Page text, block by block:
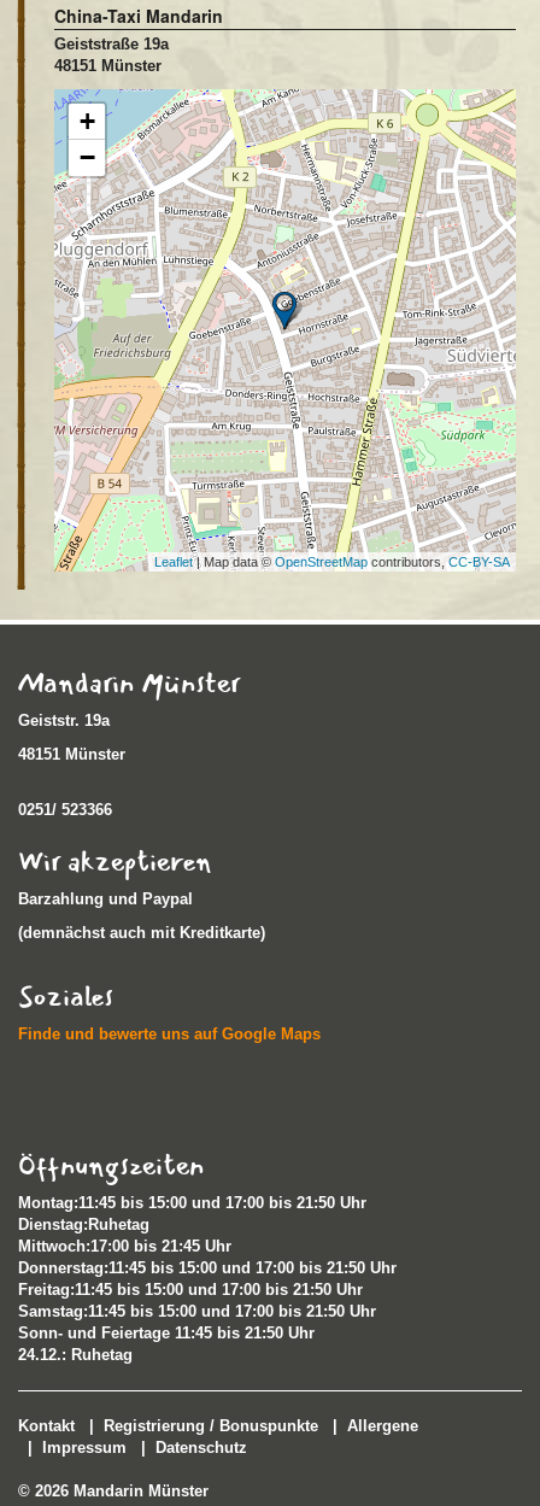
China-Taxi Mandarin
Geiststraße 19a
48151 Münster
+
−
Leaflet| Map data © OpenStreetMap contributors,CC-BY-SA
Mandarin Münster
Geiststr. 19a
48151 Münster
0251/ 523366
Wir akzeptieren
Barzahlung und Paypal
(demnächst auch mit Kreditkarte)
Soziales
Finde und bewerte uns auf Google Maps
Öffnungszeiten
Montag:11:45 bis 15:00 und 17:00 bis 21:50 Uhr
Dienstag:Ruhetag
Mittwoch:17:00 bis 21:45 Uhr
Donnerstag:11:45 bis 15:00 und 17:00 bis 21:50 Uhr
Freitag:11:45 bis 15:00 und 17:00 bis 21:50 Uhr
Samstag:11:45 bis 15:00 und 17:00 bis 21:50 Uhr
Sonn- und Feiertage 11:45 bis 21:50 Uhr​
24.12.: Ruhetag
Kontakt| Registrierung / Bonuspunkte
Allergene
Impressum Datenschutz
© 2026 Mandarin Münster